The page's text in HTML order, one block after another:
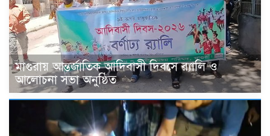
মাগুরায় আন্তর্জাতিক আদিবাসী দিবসে র‍্যালি ও
আলোচনা সভা অনুষ্ঠিত